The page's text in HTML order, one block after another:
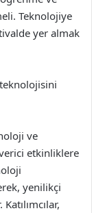
Teknolojiye
yer almak
ve
etkinliklere
yenilikçi